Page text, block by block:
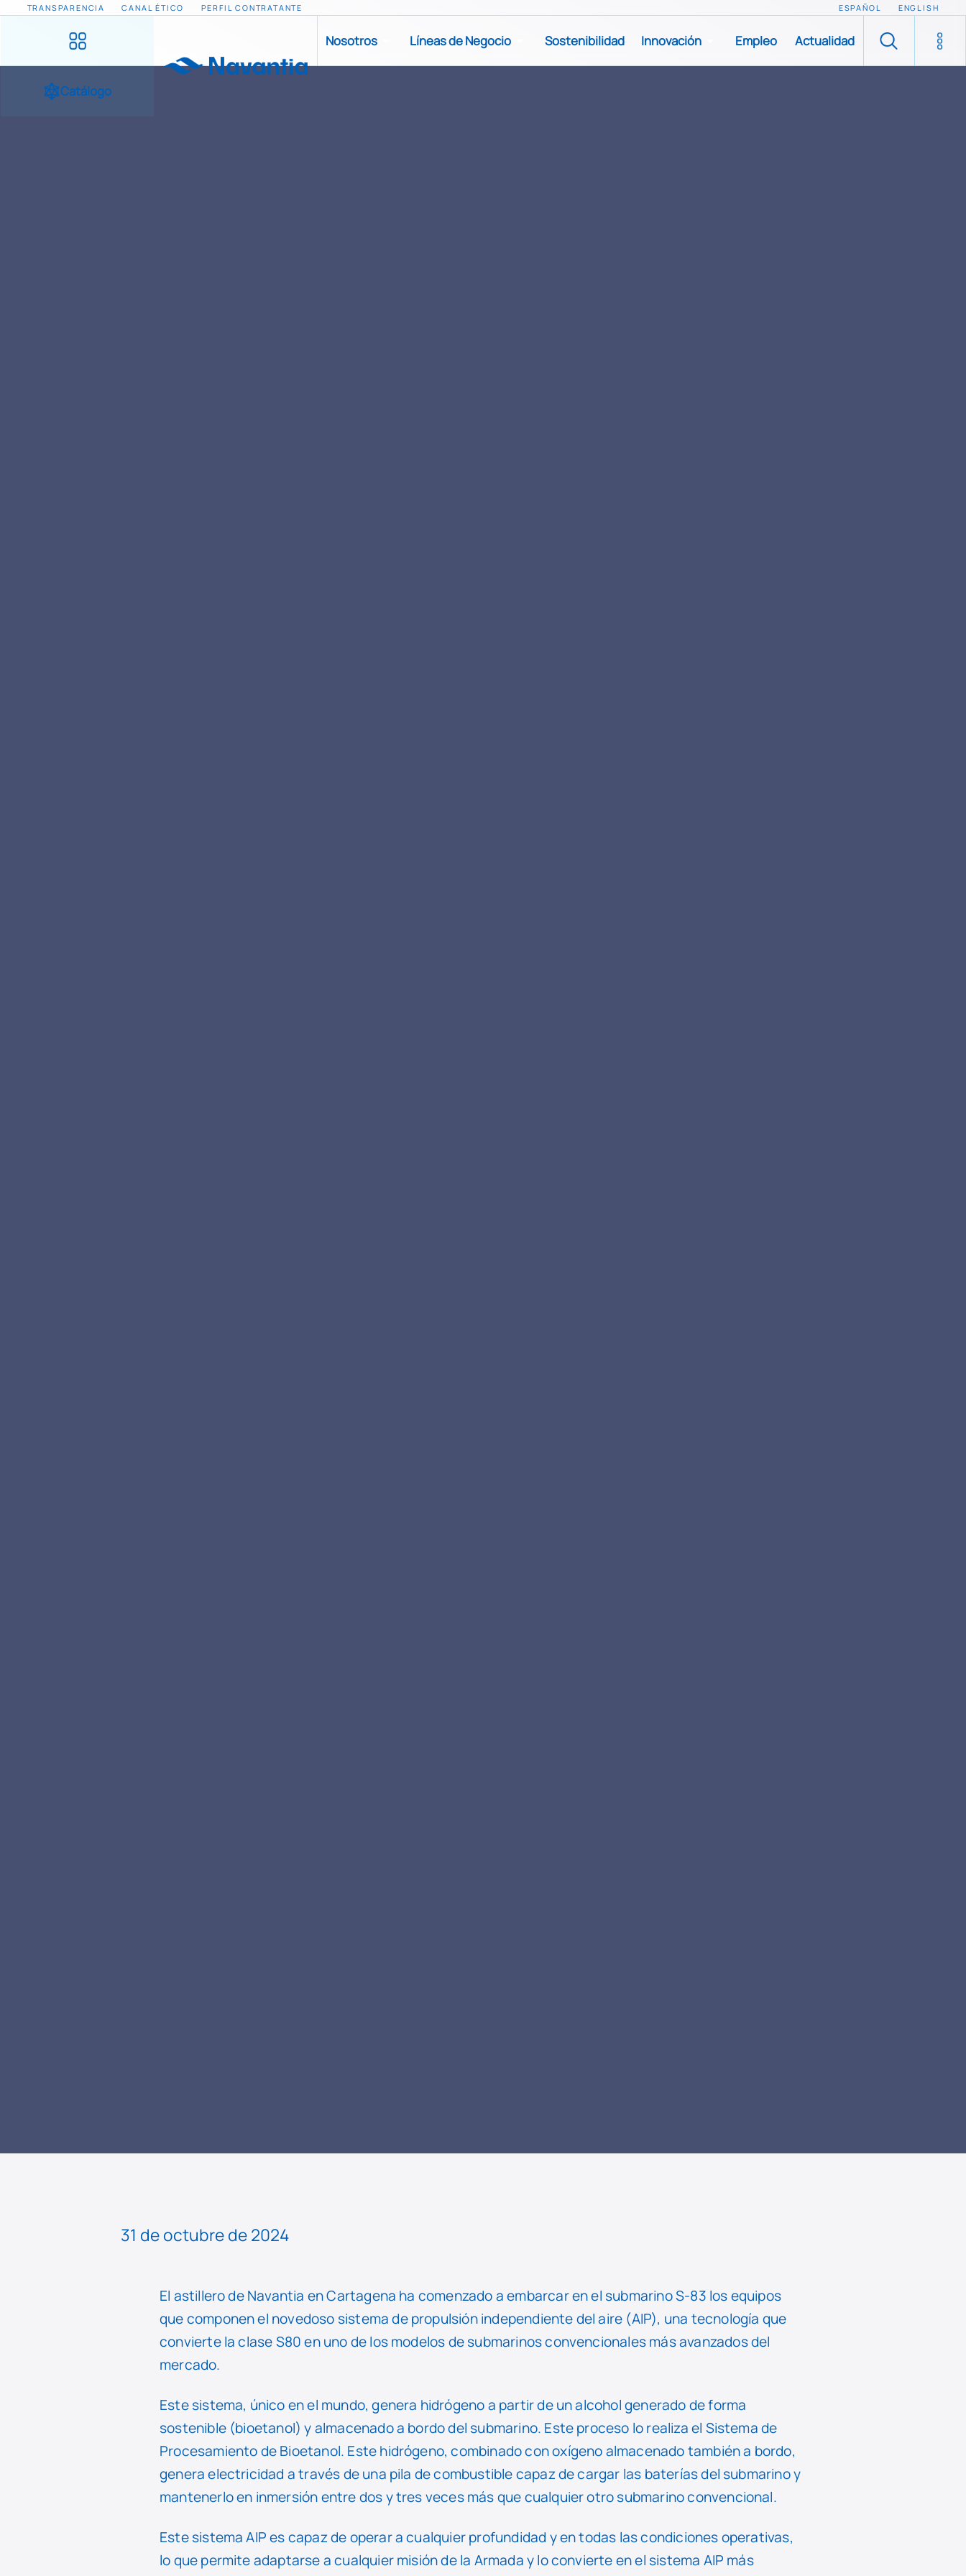
TRANSPARENCIA CANAL ÉTICO PERFIL CONTRATANTE ESPAÑOL ENGLISH
Catálogo
Nosotros Líneas de Negocio Sostenibilidad Innovación Empleo Actualidad
31 de octubre de 2024
El astillero de Navantia en Cartagena ha comenzado a embarcar en el submarino S-83 los equipos
que componen el novedoso sistema de propulsión independiente del aire (AIP), una tecnología que
convierte la clase S80 en uno de los modelos de submarinos convencionales más avanzados del
mercado.
Este sistema, único en el mundo, genera hidrógeno a partir de un alcohol generado de forma
sostenible (bioetanol) y almacenado a bordo del submarino. Este proceso lo realiza el Sistema de
Procesamiento de Bioetanol. Este hidrógeno, combinado con oxígeno almacenado también a bordo,
genera electricidad a través de una pila de combustible capaz de cargar las baterías del submarino y
mantenerlo en inmersión entre dos y tres veces más que cualquier otro submarino convencional.
Este sistema AIP es capaz de operar a cualquier profundidad y en todas las condiciones operativas,
lo que permite adaptarse a cualquier misión de la Armada y lo convierte en el sistema AIP más